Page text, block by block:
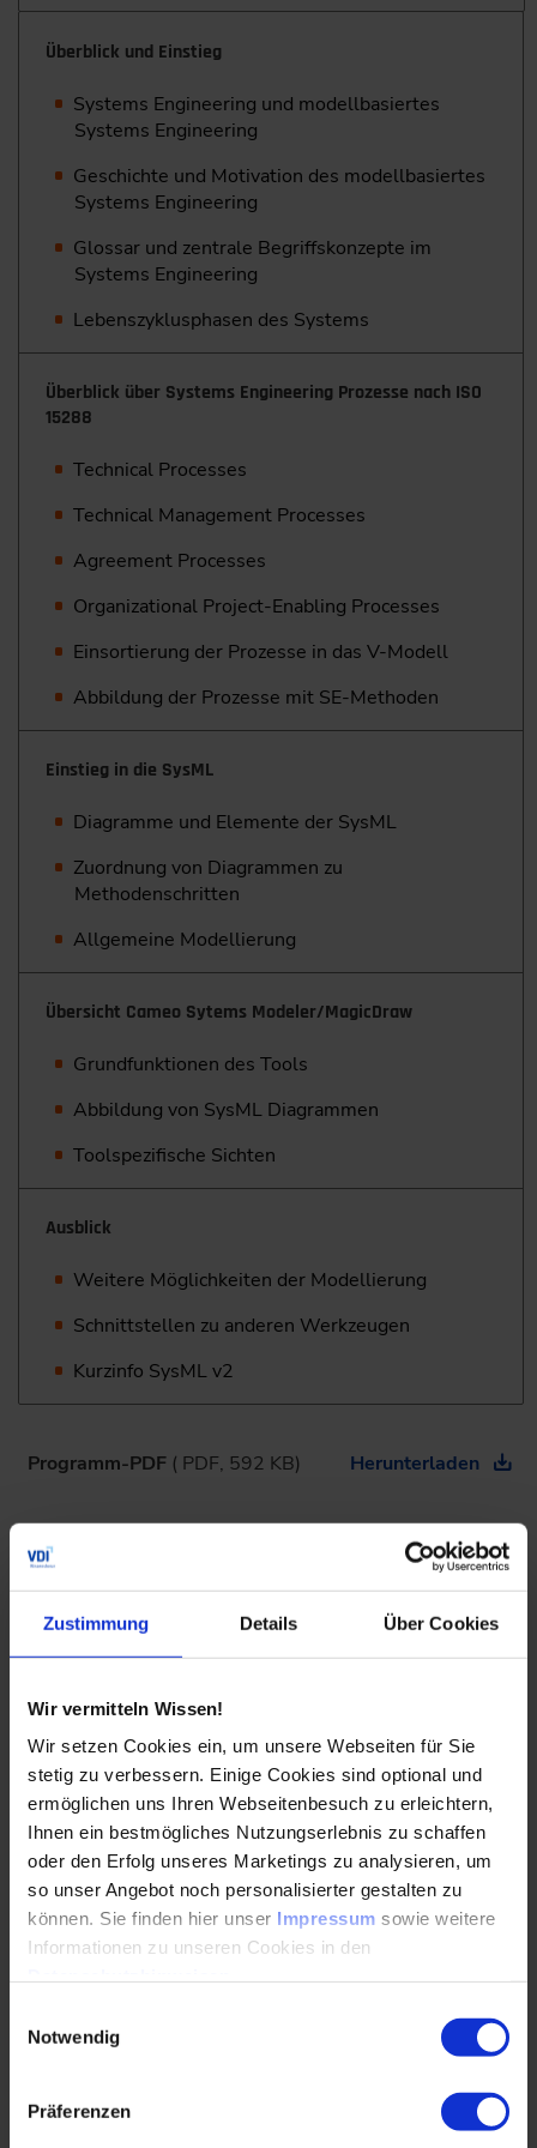
Zustimmung Details Über Cookies
Wir vermitteln Wissen!
Wir setzen Cookies ein, um unsere Webseiten für Sie
stetig zu verbessern. Einige Cookies sind optional und
ermöglichen uns Ihren Webseitenbesuch zu erleichtern,
Ihnen ein bestmögliches Nutzungserlebnis zu schaffen
oder den Erfolg unseres Marketings zu analysieren, um
so unser Angebot noch personalisierter gestalten zu
können. Sie finden hier unser Impressum sowie weitere
Informationen zu unseren Cookies in den
Notwendig
Präferenzen
Überblick und Einstieg
Systems Engineering und modellbasiertes
Systems Engineering
Geschichte und Motivation des modellbasiertes
Systems Engineering
Glossar und zentrale Begriffskonzepte im
Systems Engineering
Lebenszyklusphasen des Systems
Überblick über Systems Engineering Prozesse nach ISO
15288
Technical Processes
Technical Management Processes
Agreement Processes
Organizational Project-Enabling Processes
Einsortierung der Prozesse in das V-Modell
Abbildung der Prozesse mit SE-Methoden
Einstieg in die SysML
Diagramme und Elemente der SysML
Zuordnung von Diagrammen zu
Methodenschritten
Allgemeine Modellierung
Übersicht Cameo Sytems Modeler/MagicDraw
Grundfunktionen des Tools
Abbildung von SysML Diagrammen
Toolspezifische Sichten
Ausblick
Weitere Möglichkeiten der Modellierung
Schnittstellen zu anderen Werkzeugen
Kurzinfo SysML v2
Programm-PDF ( PDF, 592 KB) Herunterladen
Seminarmethoden
anzuwenden und praktische Fähigkeiten im Bereich der
browserbasierte Tool Miro zum Einsatz. Eine Installation
von Software ist nicht erforderlich.
Zielgruppe
Bahn- und Medizintechnik
Bereichen tätig sind:
System- und Funktionsentwicklung